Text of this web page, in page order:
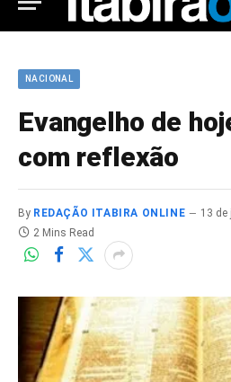
NACIONAL
Evangelho de
com reflexão
By REDAÇÃO ITABIRA ONLINE
13 de
2 Mins Read